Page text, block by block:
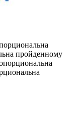
пройденному